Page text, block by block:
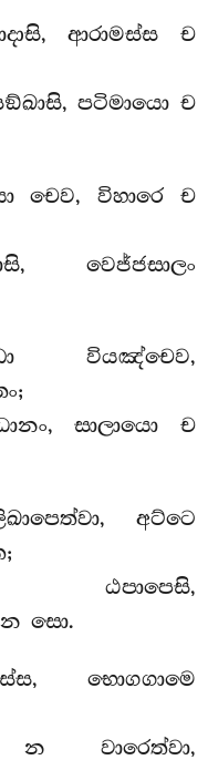
ආරාමස්ස ච
පටිමායො ච
චෙව, විහාරෙ ච
වෙජ්ජසාලං
වියඤ්චෙව,
සාලායො ච
අට්ටෙ
ඨපාපෙසි,
සො.
භොගගාමෙ
න වාරෙත්වා,